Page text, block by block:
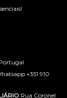
+351 910
Rua Coronel